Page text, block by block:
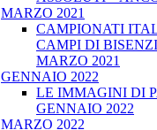
MARZO 2021
CAMPIONATI
CAMPI DI
MARZO 2021
GENNAIO 2022
LE IMMAGINI DI
GENNAIO 2022
MARZO 2022